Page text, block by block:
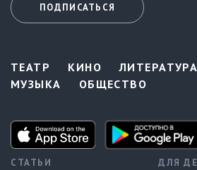
ПОДПИСАТЬСЯ
ТЕАТР КИНО ЛИТЕРАТУРА
МУЗЫКА
ОБЩЕСТВО
СТАТЬИ
ДЛЯ